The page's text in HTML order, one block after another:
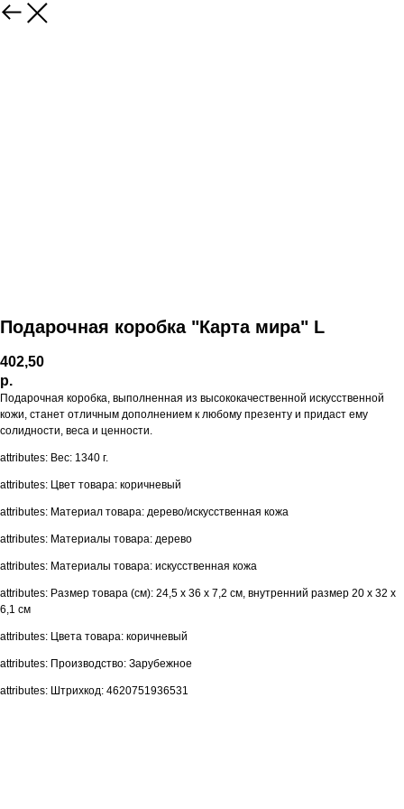
Подарочная коробка "Карта мира" L
402,50
р.
Подарочная коробка, выполненная из высококачественной искусственной
кожи, станет отличным дополнением к любому презенту и придаст ему
солидности, веса и ценности.
attributes: Вес: 1340 г.
attributes: Цвет товара: коричневый
attributes: Материал товара: дерево/искусственная кожа
attributes: Материалы товара: дерево
attributes: Материалы товара: искусственная кожа
attributes: Размер товара (см): 24,5 х 36 х 7,2 см, внутренний размер 20 х 32 х
6,1 см
attributes: Цвета товара: коричневый
attributes: Производство: Зарубежное
attributes: Штрихкод: 4620751936531